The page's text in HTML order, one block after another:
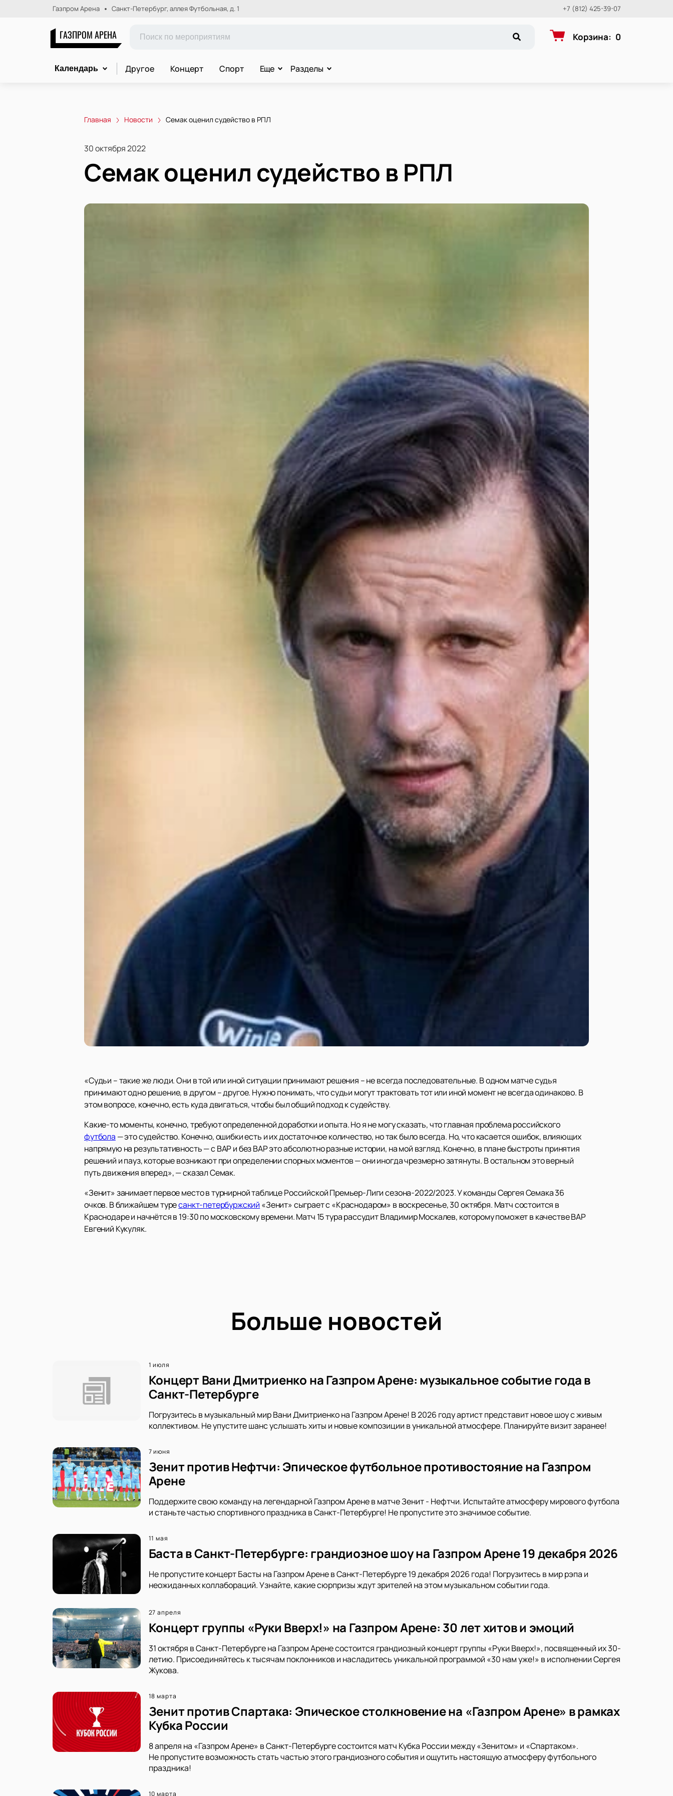
Газпром Арена Санкт-Петербург, аллея Футбольная, д. 1 +7 (812) 425-39-07
ГАЗПРОМ АРЕНА Корзина: 0
Календарь Другое Концерт Спорт Еще Разделы
Главная Новости Семак оценил судейство в РПЛ
30 октября 2022
Семак оценил судейство в РПЛ
«Судьи – такие же люди. Они в той или иной ситуации принимают решения – не всегда последовательные. В одном матче судья
принимают одно решение, в другом – другое. Нужно понимать, что судьи могут трактовать тот или иной момент не всегда одинаково. В
этом вопросе, конечно, есть куда двигаться, чтобы был общий подход к судейству.
Какие-то моменты, конечно, требуют определенной доработки и опыта. Но я не могу сказать, что главная проблема российского
футбола — это судейство. Конечно, ошибки есть и их достаточное количество, но так было всегда. Но, что касается ошибок, влияющих
напрямую на результативность — с ВАР и без ВАР это абсолютно разные истории, на мой взгляд. Конечно, в плане быстроты принятия
решений и пауз, которые возникают при определении спорных моментов — они иногда чрезмерно затянуты. В остальном это верный
путь движения вперед», — сказал Семак.
«Зенит» занимает первое место в турнирной таблице Российской Премьер-Лиги сезона-2022/2023. У команды Сергея Семака 36
очков. В ближайшем туресанкт-петербуржский «Зенит» сыграет с «Краснодаром» в воскресенье, 30 октября. Матч состоится в
Краснодаре и начнётся в 19:30 по московскому времени. Матч 15 тура рассудит Владимир Москалев, которому поможет в качестве ВАР
Евгений Кукуляк.
Больше новостей
1 июля
Концерт Вани Дмитриенко на Газпром Арене: музыкальное событие года в
Санкт-Петербурге
Погрузитесь в музыкальный мир Вани Дмитриенко на Газпром Арене! В 2026 году артист представит новое шоу с живым
коллективом. Не упустите шанс услышать хиты и новые композиции в уникальной атмосфере. Планируйте визит заранее!
7 июня
Зенит против Нефтчи: Эпическое футбольное противостояние на Газпром
Арене
Поддержите свою команду на легендарной Газпром Арене в матче Зенит - Нефтчи. Испытайте атмосферу мирового футбола
и станьте частью спортивного праздника в Санкт-Петербурге! Не пропустите это значимое событие.
11 мая
Баста в Санкт-Петербурге: грандиозное шоу на Газпром Арене 19 декабря 2026
Не пропустите концерт Басты на Газпром Арене в Санкт-Петербурге 19 декабря 2026 года! Погрузитесь в мир рэпа и
неожиданных коллабораций. Узнайте, какие сюрпризы ждут зрителей на этом музыкальном событии года.
27 апреля
Концерт группы «Руки Вверх!» на Газпром Арене: 30 лет хитов и эмоций
31 октября в Санкт-Петербурге на Газпром Арене состоится грандиозный концерт группы «Руки Вверх!», посвященный их 30-
летию. Присоединяйтесь к тысячам поклонников и насладитесь уникальной программой «30 нам уже!» в исполнении Сергея
Жукова.
18 марта
Зенит против Спартака: Эпическое столкновение на «Газпром Арене» в рамках
Кубка России
8 апреля на «Газпром Арене» в Санкт-Петербурге состоится матч Кубка России между «Зенитом» и «Спартаком».
Не пропустите возможность стать частью этого грандиозного события и ощутить настоящую атмосферу футбольного
праздника!
10 марта